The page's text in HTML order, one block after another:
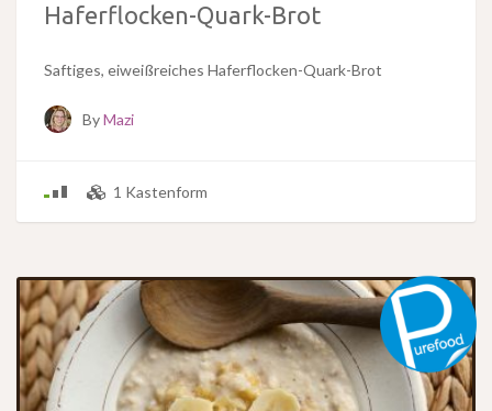
Haferflocken-Quark-Brot
Saftiges, eiweißreiches Haferflocken-Quark-Brot
ByMazi
1 Kastenform